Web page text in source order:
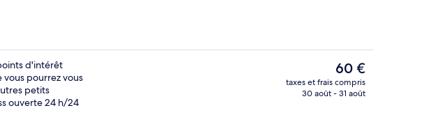
Jardin
d'intérêt
pourrez vous
petits
ouverte 24 h/24
Le
prix
actuel
60 €
taxes et frais compris
30 août - 31 août